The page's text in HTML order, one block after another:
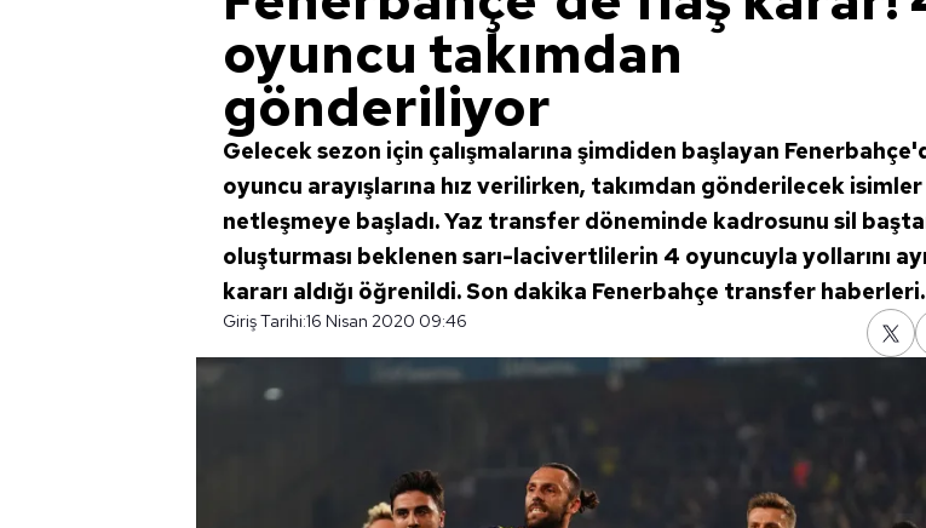
oyuncu takımdan
gönderiliyor
Gelecek sezon için çalışmalarına şimdiden başlayan
oyuncu arayışlarına hız verilirken, takımdan gönderilecek
netleşmeye başladı. Yaz transfer döneminde kadrosunu sil
oluşturması beklenen sarı-lacivertlilerin 4 oyuncuyla yollarını
kararı aldığı öğrenildi. Son dakika Fenerbahçe transfer
Giriş Tarihi:16 Nisan 2020 09:46